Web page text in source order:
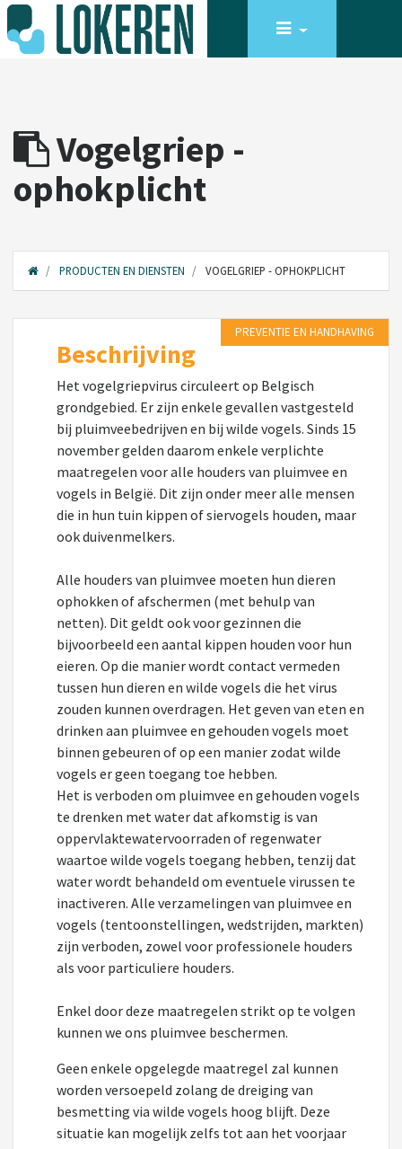
Vogelgriep -
ophokplicht
PRODUCTEN EN DIENSTEN VOGELGRIEP - OPHOKPLICHT
PREVENTIE EN HANDHAVING
Beschrijving
Het vogelgriepvirus circuleert op Belgisch
grondgebied. Er zijn enkele gevallen vastgesteld
bij pluimveebedrijven en bij wilde vogels. Sinds 15
november gelden daarom enkele verplichte
maatregelen voor alle houders van pluimvee en
vogels in België. Dit zijn onder meer alle mensen
die in hun tuin kippen of siervogels houden, maar
ook duivenmelkers.
Alle houders van pluimvee moeten hun dieren
ophokken of afschermen (met behulp van
netten). Dit geldt ook voor gezinnen die
bijvoorbeeld een aantal kippen houden voor hun
eieren. Op die manier wordt contact vermeden
tussen hun dieren en wilde vogels die het virus
zouden kunnen overdragen. Het geven van eten en
drinken aan pluimvee en gehouden vogels moet
binnen gebeuren of op een manier zodat wilde
vogels er geen toegang toe hebben.
Het is verboden om pluimvee en gehouden vogels
te drenken met water dat afkomstig is van
oppervlaktewatervoorraden of regenwater
waartoe wilde vogels toegang hebben, tenzij dat
water wordt behandeld om eventuele virussen te
inactiveren. Alle verzamelingen van pluimvee en
vogels (tentoonstellingen, wedstrijden, markten)
zijn verboden, zowel voor professionele houders
als voor particuliere houders.
Enkel door deze maatregelen strikt op te volgen
kunnen we ons pluimvee beschermen.
Geen enkele opgelegde maatregel zal kunnen
worden versoepeld zolang de dreiging van
besmetting via wilde vogels hoog blijft. Deze
situatie kan mogelijk zelfs tot aan het voorjaar